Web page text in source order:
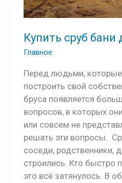
Купить сруб бани
Главное
Перед людьми, которые
построить свой
бруса появляется
вопросов, в которых
или совсем не
решать эти вопросы.
соседи, родственники,
строились. Кто быстро
это всё затянулось. В